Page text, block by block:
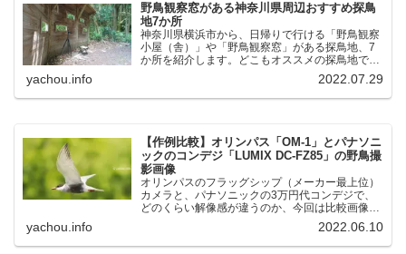
野鳥観察窓がある神奈川県周辺おすすめ探鳥
地7か所
神奈川県横浜市から、日帰りで行ける「野鳥観察
小屋（舎）」や「野鳥観察窓」がある探鳥地、7
か所を紹介します。どこもオススメの探鳥地で
す。実際に訪れてみると、野山にいる野鳥、海や
湖にいる野鳥それぞれ違う観察になりました。街
中にあり、電車で行ける...
yachou.info 2022.07.29
【作例比較】オリンパス「OM-1」とパナソニ
ックのコンデジ「LUMIX DC-FZ85」の野鳥撮
影画像
オリンパスのフラッグシップ（メーカー最上位）
カメラと、パナソニックの3万円代コンデジで、
どのくらい解像感が違うのか、今回は比較画像を
紹介します。私はコンデジを愛用しているのです
が、相棒がオリンパス「OM-1」を使い始めたと
ころ、同じ被写体で...
yachou.info 2022.06.10